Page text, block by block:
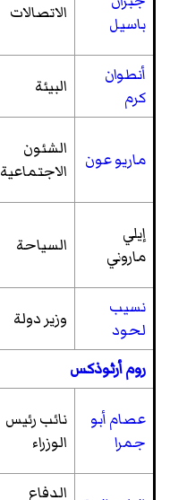
باسيل
الاتصالات
أنطوان
كرم
البيئة
ماريو عون
الشئون
الاجتماعية
إيلي
ماروني
السياحة
نسيب
لحود
وزير دولة
روم أرثوذكس
عصام أبو
جمرا
نائب رئيس
الوزراء
الدفاع